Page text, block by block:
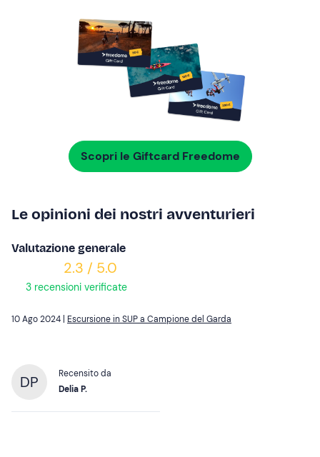
Scopri le Giftcard Freedome
Le opinioni dei nostri avventurieri
Valutazione generale
2.3 / 5.0
3 recensioni verificate
10 Ago 2024 | Escursione in SUP a Campione del Garda
DP
Recensito da
Delia P.